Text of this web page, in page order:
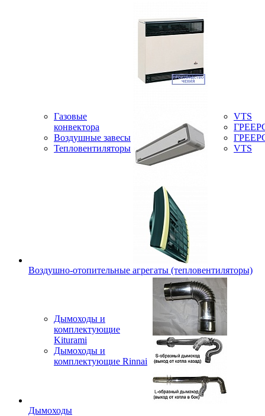
Газовые
конвектора
Воздушные завесы
Тепловентиляторы
VTS
VTS
Воздушно-отопительные агрегаты (тепловентиляторы)
Дымоходы и
комплектующие
Kiturami
Дымоходы и
комплектующие Rinnai
Дымоходы